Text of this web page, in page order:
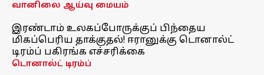
வானிலை ஆய்வு மையம்
இரண்டாம் உலகப்போருக்குப் பிந்தைய
மிகப்பெரிய தாக்குதல்! ஈரானுக்கு டொனால்ட்
டிரம்ப் பகிரங்க எச்சரிக்கை
டொனால்ட் டிரம்ப்